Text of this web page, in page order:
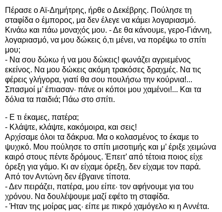
Πέρασε ο Αϊ-Δημήτρης, ήρθε ο Δεκέβρης. Πούλησε τη
σταφίδα ο έμπορος, μα δεν έλεγε να κάμει λογαριασμό.
Κινάω και πάω μοναχός μου. - Δε θα κάνουμε, γερο-Γιάννη,
λογαριασμό, να μου δώκεις ό,τι μένει, να πορέψω το σπίτι
μου;
- Να σου δώκω ή να μου δώκεις! φωνάζει αγριεμένος
εκείνος. Να μου δώκεις ακόμη τρακόσες δραχμές. Να τις
φέρεις γλήγορα, γιατί θα σου πουλήσω την κούρνια!...
Σπασμοί μ’ έπιασαν· πάνε οι κόποι μου χαμένοι!... Και τα
δόλια τα παιδιά; Πάω στο σπίτι.
- Ε τι έκαμες, πατέρα;
- Κλάψτε, κλάψτε, κακόμοιρα, και σεις!
Αρχίσαμε όλοι τα δάκρυα. Μα ο κολασμένος το έκαμε το
ψυχικό. Μου πούλησε το σπίτι μισοτιμής και μ’ έριξε χειμώνα
καιρό στους πέντε δρόμους. Έπειτ’ από τέτοια ποιος είχε
όρεξη για γάμο. Κι αν είχαμε όρεξη, δεν είχαμε τον παρά.
Από τον Αντώνη δεν έβγαινε τίποτα.
- Δεν πειράζει, πατέρα, μου είπε· τον αφήνουμε για του
χρόνου. Να δουλέψουμε μαζί εφέτο τη σταφίδα.
- Ήταν της μοίρας μας· είπε με πικρό χαμόγελο κι η Αννέτα.